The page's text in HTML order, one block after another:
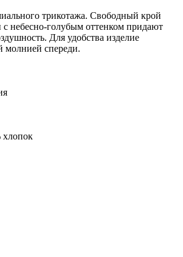
трикотажа. Свободный крой
с небесно-голубым оттенком придают
Для удобства изделие
молнией спереди.
хлопок